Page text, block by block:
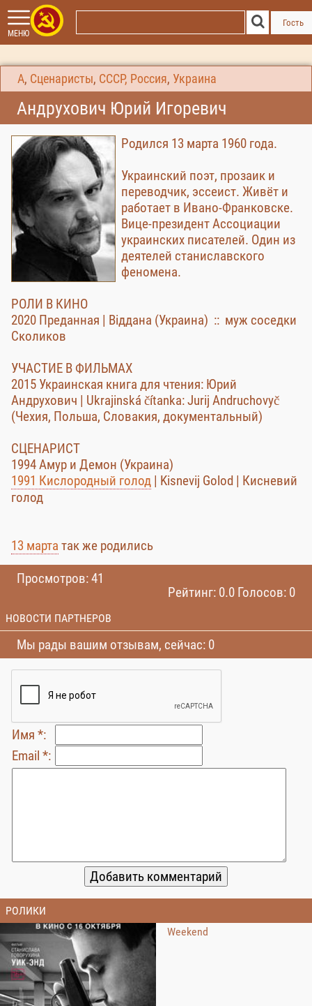
МЕНЮ
Гость
А, Сценаристы, СССР, Россия, Украина
Андрухович Юрий Игоревич
Родился 13 марта 1960 года.
Украинский поэт, прозаик и
переводчик, эссеист. Живёт и
работает в Ивано-Франковске.
Вице-президент Ассоциации
украинских писателей. Один из
деятелей станиславского
феномена.
РОЛИ В КИНО
2020 Преданная | Віддана (Украина) :: муж соседки
Сколиков
УЧАСТИЕ В ФИЛЬМАХ
2015 Украинская книга для чтения: Юрий
Андрухович | Ukrajinská čítanka: Jurij Andruchovyč
(Чехия, Польша, Словакия, документальный)
СЦЕНАРИСТ
1994 Амур и Демон (Украина)
1991 Кислородный голод | Kisnevij Golod | Кисневий
голод
13 марта так же родились
Просмотров: 41
Рейтинг: 0.0 Голосов: 0
НОВОСТИ ПАРТНЕРОВ
Мы рады вашим отзывам, сейчас: 0
Имя *:
Email *:
РОЛИКИ
Weekend